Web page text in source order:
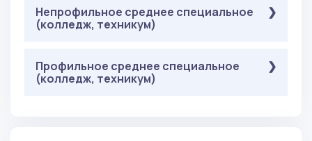
Профессиональное испытание по
специализации: 40 баллов
Обязательные ( Письменное тестирование ):
Русский язык: 36 баллов
Профессиональное испытание по
специализации: 40 баллов
Непрофильное среднее специальное
(колледж, техникум)
Обязательные( Письменное тестирование ):
Русский язык: 36 баллов
Профильное среднее специальное
(колледж, техникум)